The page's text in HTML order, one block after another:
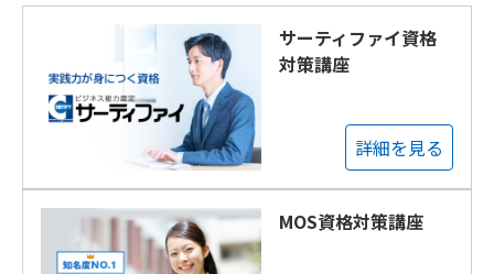
サーティファイ資格
対策講座
詳細を見る
MOS資格対策講座